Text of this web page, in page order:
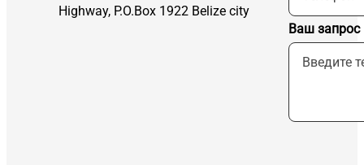
Highway, P.O.Box 1922 Belize city
Ваш запрос